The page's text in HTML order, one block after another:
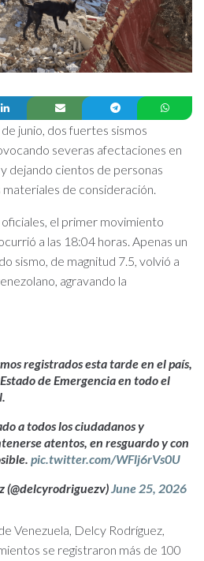
junio, dos fuertes sismos
severas afectaciones en
dejando cientos de personas
de consideración.
el primer movimiento
a las 18:04 horas. Apenas un
sismo, de magnitud 7.5, volvió a
agravando la
registrados esta tarde en el país,
de Emergencia en todo el
a todos los ciudadanos y
atentos, en resguardo y con
pic.twitter.com/WFlj6rVs0U
(@delcyrodriguezv)June 25, 2026
Venezuela, Delcy Rodríguez,
se registraron más de 100